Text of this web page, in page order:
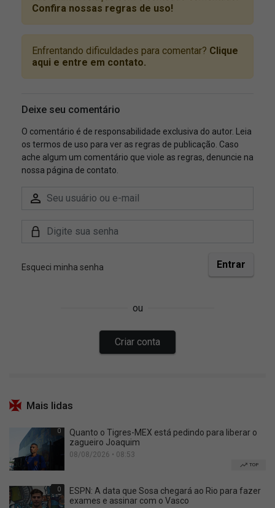
Mais lidas
0
Quanto o Tigres-MEX está pedindo para liberar o
zagueiro Joaquim
08/08/2026 • 08:53
TOP
0
ESPN: A data que Sosa chegará ao Rio para fazer
exames e assinar com o Vasco